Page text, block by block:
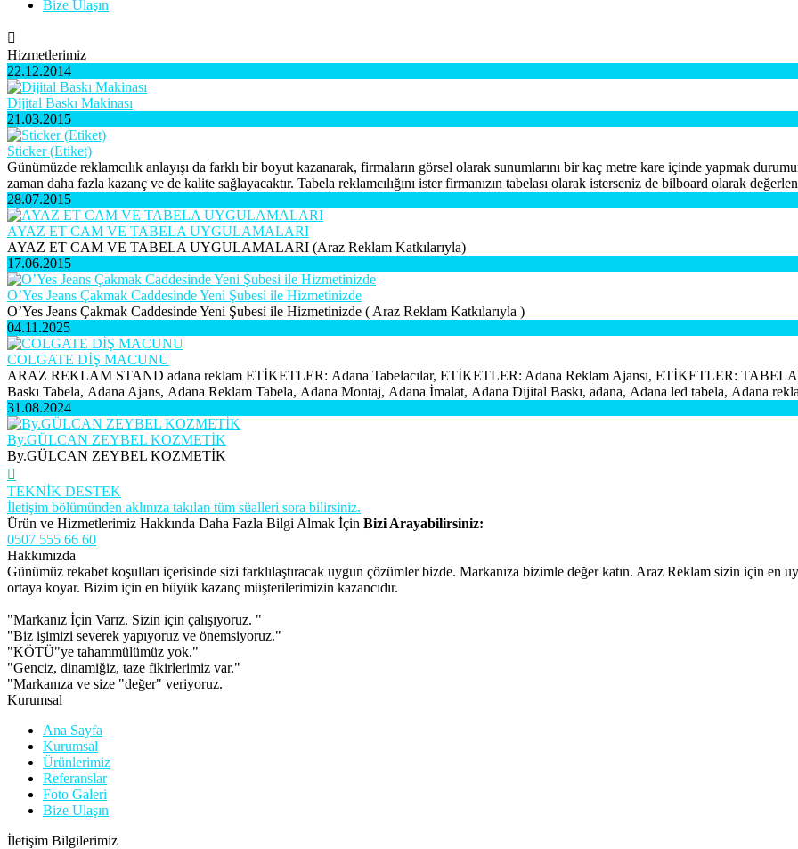
Bize Ulaşın
Hizmetlerimiz
22.12.2014
Dijital Baskı Makinası
21.03.2015
Sticker (Etiket)
Günümüzde reklamcılık anlayışı da farklı bir boyut kazanarak, firmaların görsel olarak sunumlarını bir kaç metre kare içinde yapmak
zaman daha fazla kazanç ve de kalite sağlayacaktır. Tabela reklamcılığını ister firmanızın tabelası olarak isterseniz de bilboard olarak
28.07.2015
AYAZ ET CAM VE TABELA UYGULAMALARI
AYAZ ET CAM VE TABELA UYGULAMALARI (Araz Reklam Katkılarıyla)
17.06.2015
O’Yes Jeans Çakmak Caddesinde Yeni Şubesi ile Hizmetinizde
O’Yes Jeans Çakmak Caddesinde Yeni Şubesi ile Hizmetinizde ( Araz Reklam Katkılarıyla )
04.11.2025
COLGATE DİŞ MACUNU
ARAZ REKLAM STAND adana reklam ETİKETLER: Adana Tabelacılar, ETİKETLER: Adana Reklam Ajansı, ETİKETLER:
Baskı Tabela, Adana Ajans, Adana Reklam Tabela, Adana Montaj, Adana İmalat, Adana Dijital Baskı, adana, Adana led tabela, Adana
31.08.2024
By.GÜLCAN ZEYBEL KOZMETİK
By.GÜLCAN ZEYBEL KOZMETİK
TEKNİK DESTEK
İletişim bölümünden aklınıza takılan tüm süalleri sora bilirsiniz.
Ürün ve Hizmetlerimiz Hakkında Daha Fazla Bilgi Almak İçin Bizi Arayabilirsiniz:
0507 555 66 60
Hakkımızda
Günümüz rekabet koşulları içerisinde sizi farklılaştıracak uygun çözümler bizde. Markanıza bizimle değer katın. Araz Reklam sizin için
ortaya koyar. Bizim için en büyük kazanç müşterilerimizin kazancıdır.
"Markanız İçin Varız. Sizin için çalışıyoruz. "
"Biz işimizi severek yapıyoruz ve önemsiyoruz."
"KÖTÜ"ye tahammülümüz yok."
"Genciz, dinamiğiz, taze fikirlerimiz var."
"Markanıza ve size "değer" veriyoruz.
Kurumsal
Ana Sayfa
Kurumsal
Ürünlerimiz
Referanslar
Foto Galeri
Bize Ulaşın
İletişim Bilgilerimiz